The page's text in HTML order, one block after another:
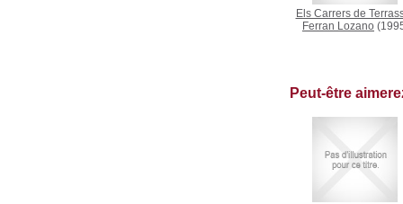
Els Carrers de
Ferran Lozano
Peut-être